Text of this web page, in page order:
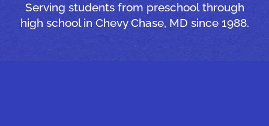
Serving students from preschool through
high school in Chevy Chase, MD since 1988.